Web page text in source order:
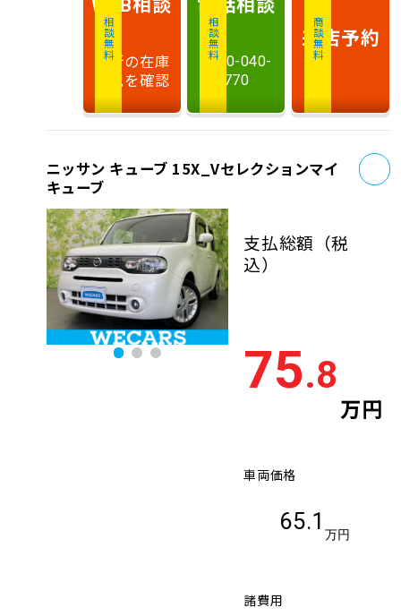
相談無料
WEB
最新の在庫
状況を確認
相談無料
0120-040-
770
商談無料
来店予約
ニッサン キューブ 15X_Vセレクションマイ
キューブ
支払総額 （税
込）
75.8
万円
車両価格
65.1
万円
諸費用